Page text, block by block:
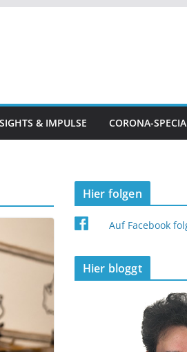
& IMPULSE CORONA-
Hier folgen
Auf Facebook
Hier bloggt